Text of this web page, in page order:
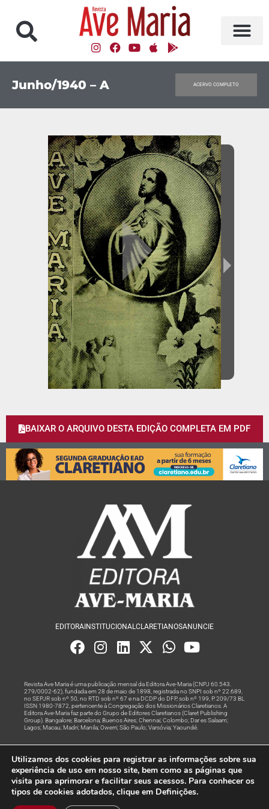
Junho/1940 – A ACERVO COMPLETO
BAIXAR O ARQUIVO DESTA EDIÇÃO COMPLETA EM PDF
EDITORA INSTITUCIONALCLARETIANOSANUNCIE
Revista Ave Maria é uma publicação mensal da Editora Ave-Maria (CNPJ 60.543.
279/0002-62), fundada em 28 de maio de 1898, registrada no SNPI sob nº 22.689,
no SEPJR sob nº 50, no RTD sob nº 67 e na DCDP do DFP, sob nº 199, P. 209/73 BL
ISSN 1980-7872, pertencente à Congregação dos Missionários Claretianos. A
Editora Ave-Maria faz parte do Grupo de Editores Claretianos (Claret Publishing
Group). Bangalore; Barcelona; Buenos Aires; Chennai; Colombo; Dar es Salaam;
Lagos; Macau; Madri; Manila; Owerri; São Paulo; Varsóvia; Yaoundé.
Rede
© Todos os Direitos Reservados
Utilizamos dos cookies para registrar as informações sobre sua
experiência de uso em nosso site, bem como as páginas que
visita para aprimorar e facilitar seus acessos. Para conhecer os
tipos de cookies adotados, clique em Definições.